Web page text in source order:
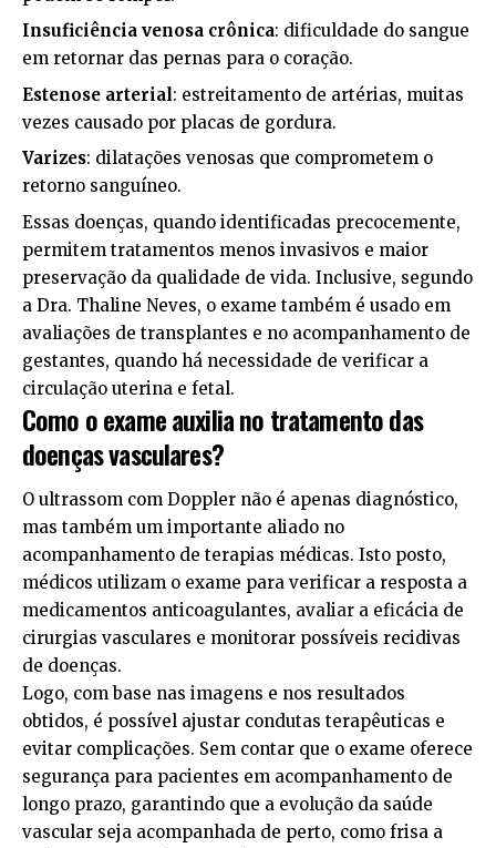
Insuficiência venosa crônica: dificuldade do sangue
em retornar das pernas para o coração.
Estenose arterial: estreitamento de artérias, muitas
vezes causado por placas de gordura.
Varizes: dilatações venosas que comprometem o
retorno sanguíneo.
Essas doenças, quando identificadas precocemente,
permitem tratamentos menos invasivos e maior
preservação da qualidade de vida. Inclusive, segundo
a Dra. Thaline Neves, o exame também é usado em
avaliações de transplantes e no acompanhamento de
gestantes, quando há necessidade de verificar a
circulação uterina e fetal.
Como o exame auxilia no tratamento das
doenças vasculares?
O ultrassom com Doppler não é apenas diagnóstico,
mas também um importante aliado no
acompanhamento de terapias médicas. Isto posto,
médicos utilizam o exame para verificar a resposta a
medicamentos anticoagulantes, avaliar a eficácia de
cirurgias vasculares e monitorar possíveis recidivas
de doenças.
Logo, com base nas imagens e nos resultados
obtidos, é possível ajustar condutas terapêuticas e
evitar complicações. Sem contar que o exame oferece
segurança para pacientes em acompanhamento de
longo prazo, garantindo que a evolução da saúde
vascular seja acompanhada de perto, como frisa a